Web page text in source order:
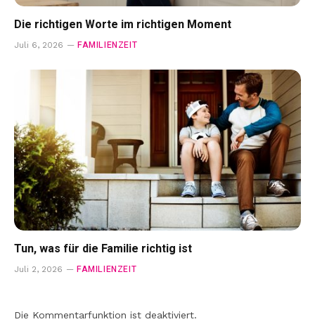
Die richtigen Worte im richtigen Moment
Juli 6, 2026 FAMILIENZEIT
Tun, was für die Familie richtig ist
Juli 2, 2026 FAMILIENZEIT
Die Kommentarfunktion ist deaktiviert.